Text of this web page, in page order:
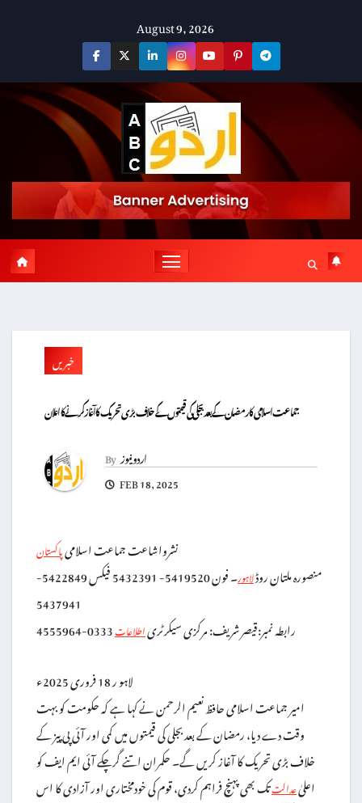
August 9, 2026
خبریں
جماعت اسلامی کا رمضان کے بعد بجلی کی قیمتوں کے خلاف بڑی تحریک کا آغاز کرنے کا اعلان
Byاردو نیوز
FEB 18, 2025
نشرواشاعت جماعت اسلامیپاکستان
منصورہ ملتان روڈلاہور
۔ فون 5419520- 5432391 فیکس 5422849-
5437941
رابطہ نمبر:قیصر شریف: مرکزی سیکرٹریاطلاعات
لاہو ر 18 فروری 2025ء
امیر جماعت اسلامی حافظ نعیم الرحمن نے کہا ہے کہ حکومت کو بہت
وقت دے دیا، رمضان کے بعد بجلی کی قیمتوں میں کمی اور آئی پی پیز کے
خلاف بڑی تحریک کا آغاز کریں گے۔ حکمران اتنے گرچکے آئی ایم ایف کو
اعلیٰعدالتتک بھی پہنچ فراہم کردی، قوم کی خودمختاری اور آزادی کا اس